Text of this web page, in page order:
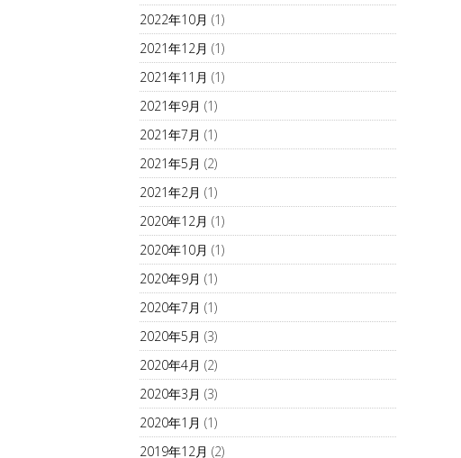
2022年10月 (1)
2021年12月 (1)
2021年11月 (1)
2021年9月 (1)
2021年7月 (1)
2021年5月 (2)
2021年2月 (1)
2020年12月 (1)
2020年10月 (1)
2020年9月 (1)
2020年7月 (1)
2020年5月 (3)
2020年4月 (2)
2020年3月 (3)
2020年1月 (1)
2019年12月 (2)